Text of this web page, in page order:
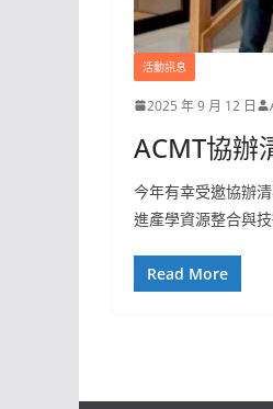
活動訊息
2025 年 9 月 12 日
ACMT協辦
今年有幸受邀協辦
進產學資源整合與技
Read More